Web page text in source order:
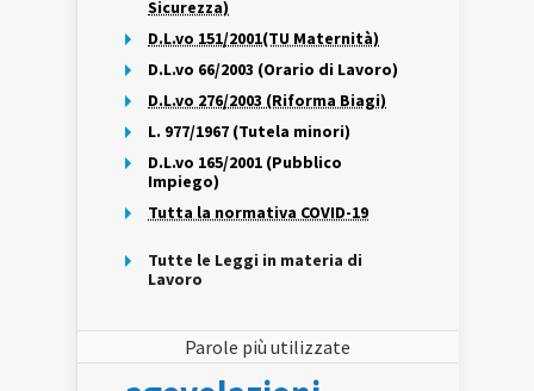
Sicurezza)
D.L.vo 151/2001(TU Maternità)
D.L.vo 66/2003 (Orario di Lavoro)
D.L.vo 276/2003 (Riforma Biagi)
L. 977/1967 (Tutela minori)
D.L.vo 165/2001 (Pubblico
Impiego)
Tutta la normativa COVID-19
Tutte le Leggi in materia di
Lavoro
Parole più utilizzate